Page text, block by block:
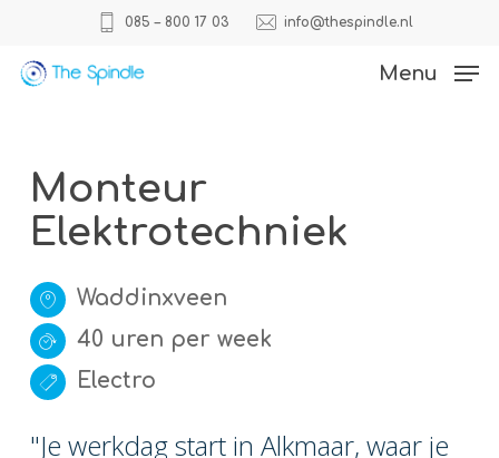
main
085 – 800 17 03 info@thespindle.nl
Menu
Monteur
Elektrotechniek
Waddinxveen
40 uren per week
Electro
"Je werkdag start in Alkmaar, waar je
Close